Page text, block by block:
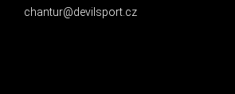
chantur@devilsport.cz